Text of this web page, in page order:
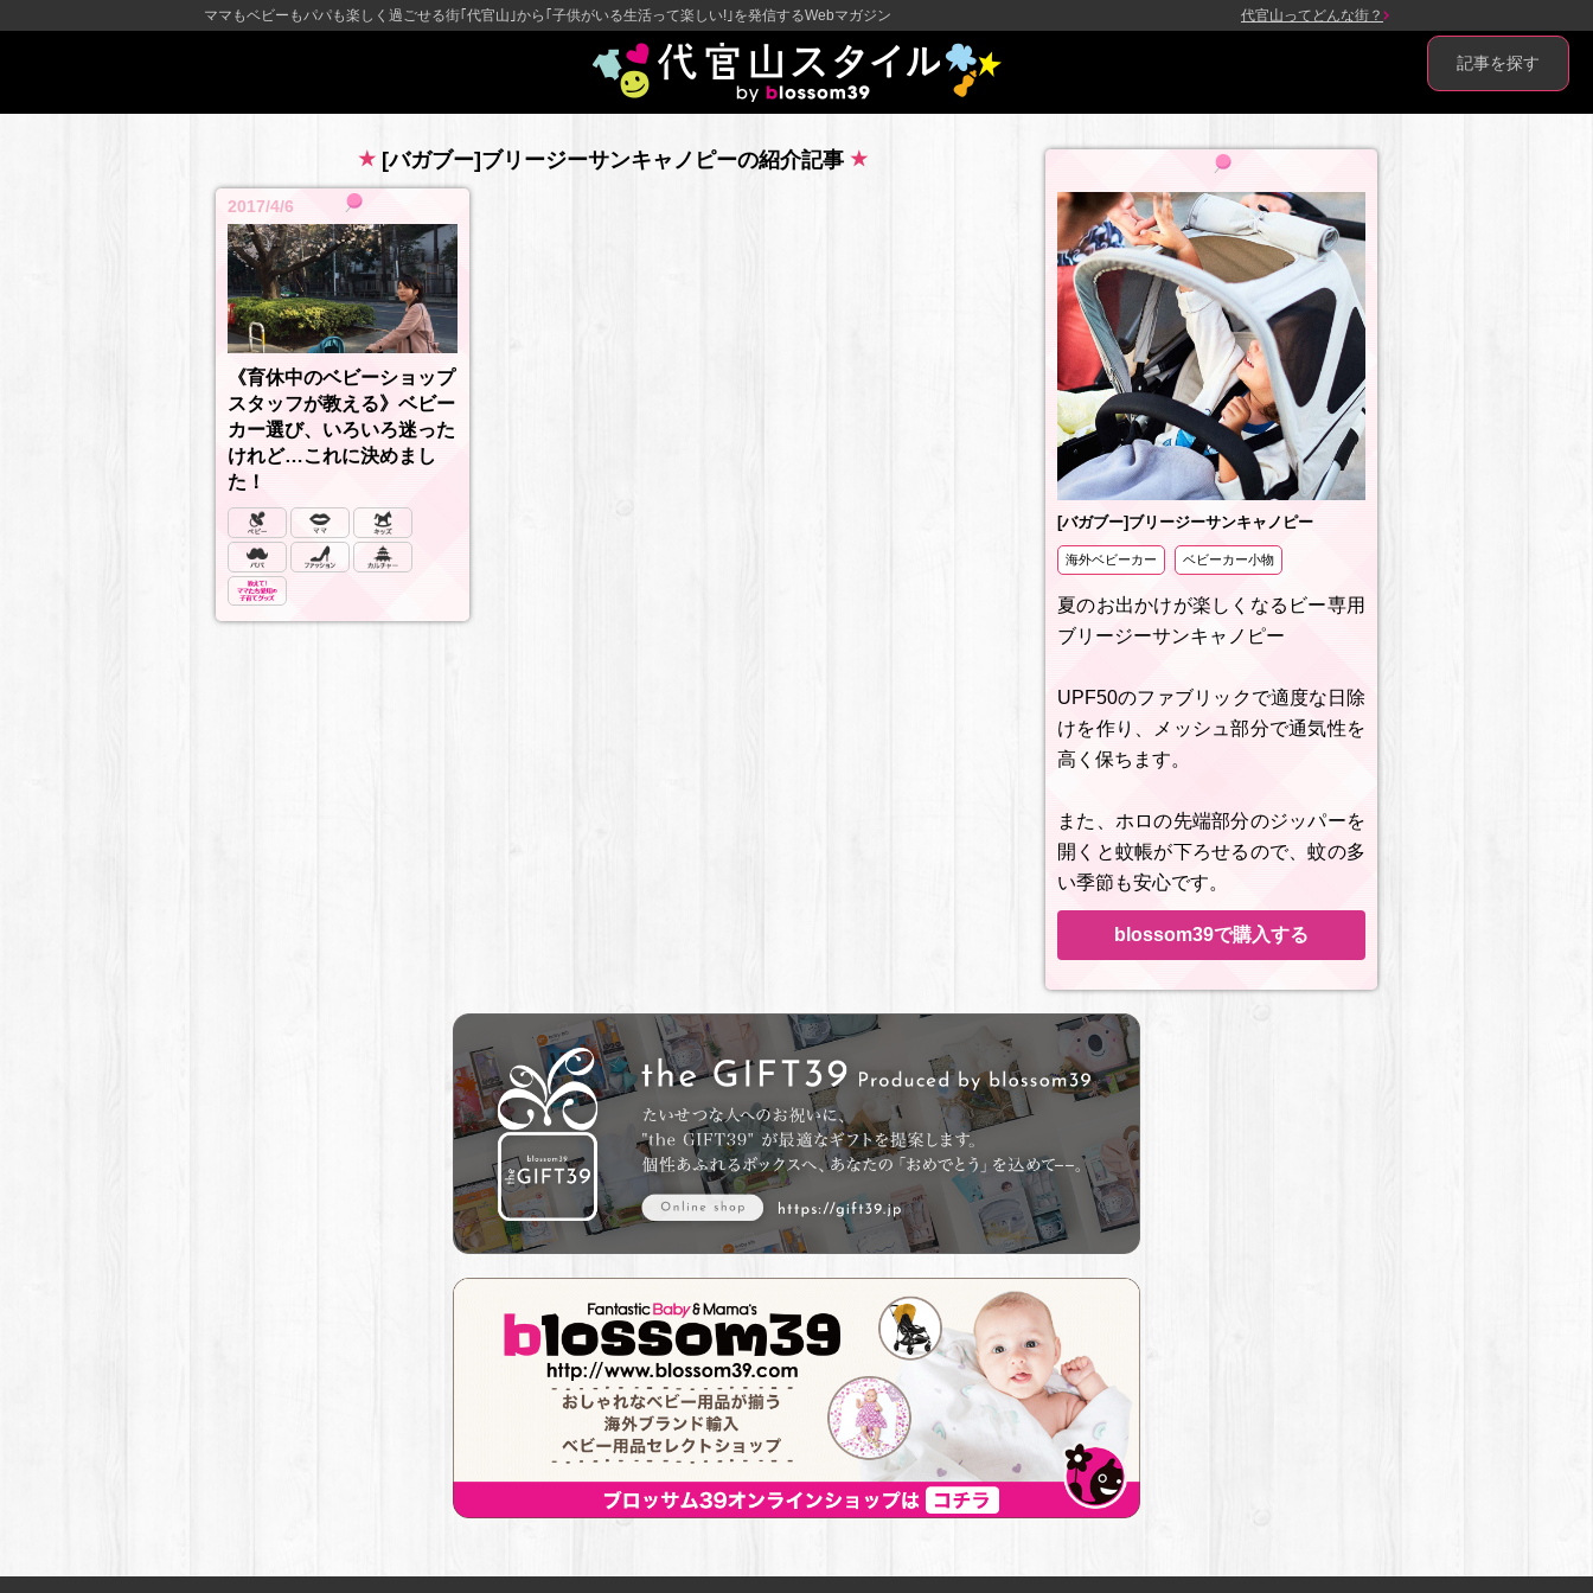
ママもベビーもパパも楽しく過ごせる街｢代官山｣から｢子供がいる生活って楽しい!｣を発信するWebマガジン 代官山ってどんな街？
[バガブー]ブリージーサンキャノピーの紹介記事
2017/4/6
《育休中のベビーショップ
スタッフが教える》ベビー
カー選び、いろいろ迷った
けれど…これに決めまし
た！
[バガブー]ブリージーサンキャノピー
海外ベビーカー ベビーカー小物
夏のお出かけが楽しくなるビー専用
ブリージーサンキャノピー
UPF50のファブリックで適度な日除
けを作り、メッシュ部分で通気性を
高く保ちます。
また、ホロの先端部分のジッパーを
開くと蚊帳が下ろせるので、蚊の多
い季節も安心です。
blossom39で購入する
記事を探す